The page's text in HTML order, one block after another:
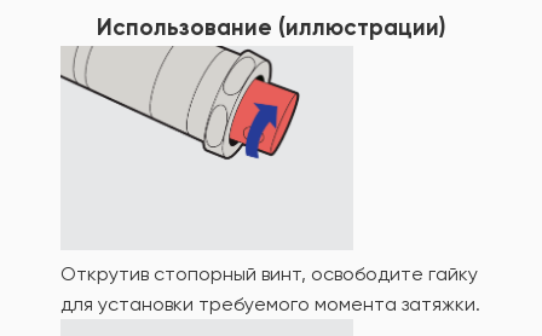
Использование (иллюстрации)
Открутив стопорный винт, освободите гайку
для установки требуемого момента затяжки.